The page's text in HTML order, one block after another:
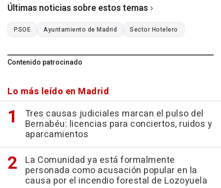
Últimas noticias sobre estos temas
PSOE Ayuntamiento de Madrid Sector Hotelero
Contenido patrocinado
Lo más leído en Madrid
Tres causas judiciales marcan el pulso del
Bernabéu: licencias para conciertos, ruidos y
aparcamientos
La Comunidad ya está formalmente
personada como acusación popular en la
causa por el incendio forestal de Lozoyuela